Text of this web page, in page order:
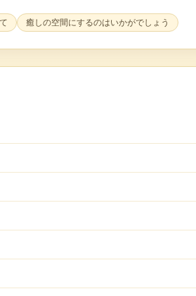
癒しの空間にするのはいかがでしょう